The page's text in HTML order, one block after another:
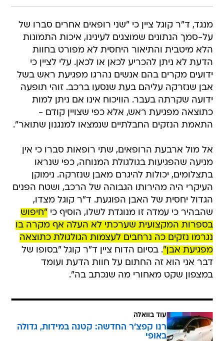
מנגד, ד"ר קוגל ציין כי "שני רופאים אחרים סברו של
על-סמך הנתונים שמוצגים לעינינו, איכות התמונות
הלא מיטבית והתיאור היחסית לא מפורט בחוות
הדעת לא ניתן להכריע לכאן או לכאן. עלי לציין כי
ידועים מקרים בהם אנשים נהרגו מפגיעת ראש בשל
אבן שנזרקה עליהם בעת שנסעו ברכב. זוהי תופעה
ידועה שקרתה בעבר. הוויכוח אינו אם ניתן למות
כתוצאה מפגיעת ראש, אלא כפי שצויין קודם -
התאמת הנזקים החבלתיים שנמצאו למנגנון שתואר".
אל מול ארבעת הרופאים, שתי רופאות סברו כי אין
מניעה שהפגיעות בגולגולת המנוחה, כפי שנראו
בתצלומים, יכולות להיגרם מאבן שנזרקה. נימוקן
העיקרי היה מהירותו הגבוהה של הרכב, ושטח הפנים
הגדול יחסית של האבן הפוגעת. ד"ר קוגל מצדו,
שהבהיר כי עמדה זו מנוגדת לשלו, הוסיף כי "חיפוש
בספרות המקצועית שערכתי לא העלה אף מקרה בו
נגרמו נזקים כה נרחבים לעצמות הגולגולת כתוצאה
מפגיעת אבן". בסיום הדוח ציין ד"ר קוגל "בסופו של
דבר אני הוא זה החתום על חוות הדעת ועומד
במצפון שקט מאחורי מה שנכתב בה".
עוד בוואלה
רנו קפצ'ר החדשה: קטנה במידות, גדולה
באופי